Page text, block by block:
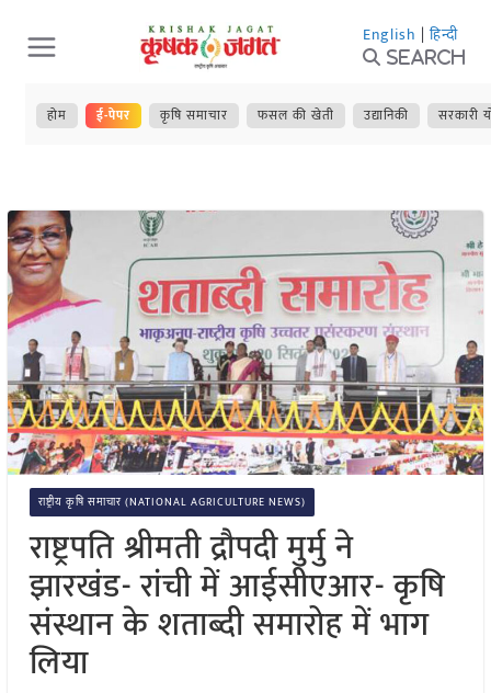
Skip
to
content
English | हिन्दी
Search
होम ई-पेपर कृषि समाचार फसल की खेती उद्यानिकी सरकारी
राष्ट्रीय कृषि समाचार (NATIONAL AGRICULTURE NEWS)
राष्ट्रपति श्रीमती द्रौपदी मुर्मु ने
झारखंड- रांची में आईसीएआर- कृषि
संस्थान के शताब्दी समारोह में भाग
लिया